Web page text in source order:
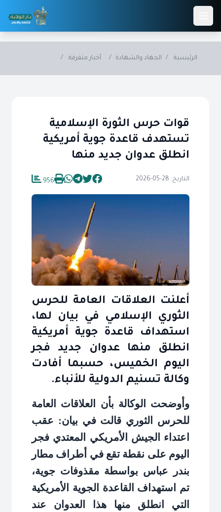
Skip to main content
الرئيسية / الجهاد والشهادة / أخبار متفرقة /
قوات حرس الثورة الإسلامية
تستهدف قاعدة جوية أمريكية
انطلق عدوان جديد منها
التاريخ: 28-05-2026 956
أعلنت العلاقات العامة للحرس
الثوري الإسلامي في بيان لها،
استهداف قاعدة جوية أمريكية
انطلق منها عدوان جديد فجر
اليوم الخميس، حسبما أفادت
وكالة تسنيم الدولية للأنباء.
وأوضحت الوكالة بأن العلاقات العامة
للحرس الثوري قالت في بيان: عقب
اعتداء الجيش الأمريكي المعتدي فجر
اليوم على نقطة تقع في أطراف مطار
بندر عباس بواسطة مقذوفات جوية،
تم استهداف القاعدة الجوية الأمريكية
التي انطلق منها هذا العدوان عند